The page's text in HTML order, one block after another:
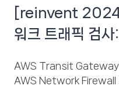
[reinvent
워크 트래픽 검사
AWS Transit Gateway
AWS Network Firewall